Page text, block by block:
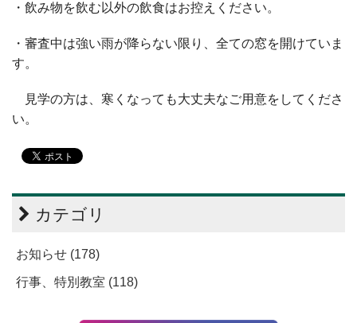
・飲み物を飲む以外の飲食はお控えください。
・審査中は強い雨が降らない限り、全ての窓を開けていま
す。
見学の方は、寒くなっても大丈夫なご用意をしてくださ
い。
カテゴリ
お知らせ (178)
行事、特別教室 (118)